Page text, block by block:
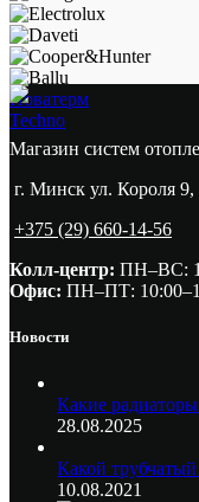
Новатерм
Techno
Магазин систем
г. Минск ул. Короля
+375 (29) 660-14-56
Колл-центр: ПН–ВС:
Офис: ПН–ПТ:
Новости
Какие
28.08.2025
Какой
10.08.2021